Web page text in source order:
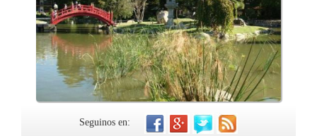
Seguinos en: